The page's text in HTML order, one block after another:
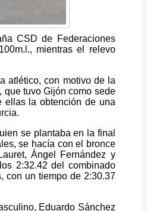
CSD de Federaciones
mientras el relevo
atlético, con motivo de la
que tuvo Gijón como sede
ellas la obtención de una
se plantaba en la final
se hacía con el bronce
Ángel Fernández y
2:32.42 del combinado
con un tiempo de 2:30.37
Eduardo Sánchez